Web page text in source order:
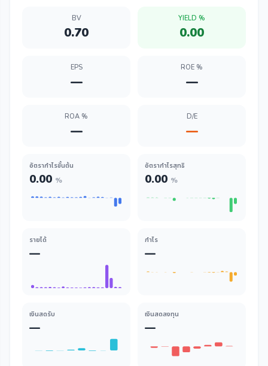
BV
0.70
YIELD %
0.00
EPS
—
ROE %
—
ROA %
—
D/E
—
อัตรากำไรขั้นต้น
0.00 %
อัตรากำไรสุทธิ
0.00 %
รายได้
—
กำไร
—
เงินสดรับ
—
เงินสดลงทุน
—